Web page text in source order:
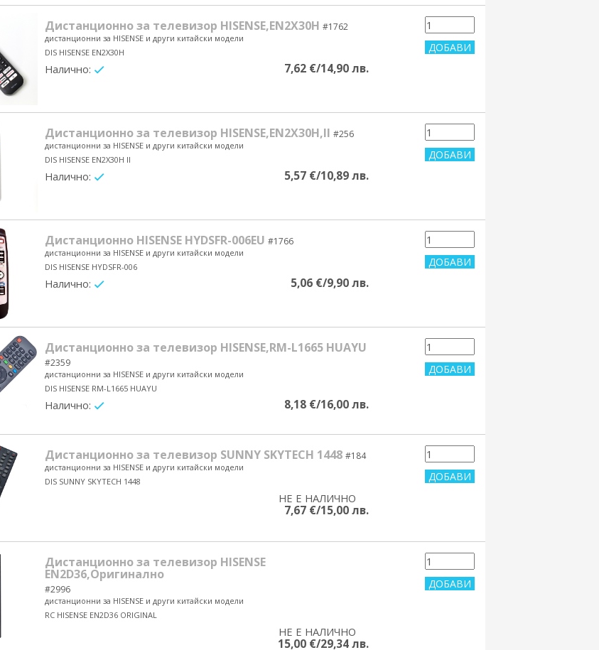
Дистанционно за телевизор HISENSE,EN2X30H #1762
дистанционни за HISENSE и други китайски модели
DIS HISENSE EN2X30H
Налично: 7,62 €/14,90 лв.
Дистанционно за телевизор HISENSE,EN2X30H,II #256
дистанционни за HISENSE и други китайски модели
DIS HISENSE EN2X30H II
Налично: 5,57 €/10,89 лв.
Дистанционно HISENSE HYDSFR-006EU #1766
дистанционни за HISENSE и други китайски модели
DIS HISENSE HYDSFR-006
Налично: 5,06 €/9,90 лв.
Дистанционно за телевизор HISENSE,RM-L1665 HUAYU
#2359
дистанционни за HISENSE и други китайски модели
DIS HISENSE RM-L1665 HUAYU
Налично: 8,18 €/16,00 лв.
Дистанционно за телевизор SUNNY SKYTECH 1448 #184
дистанционни за HISENSE и други китайски модели
DIS SUNNY SKYTECH 1448
НЕ Е НАЛИЧНО
7,67 €/15,00 лв.
Дистанционно за телевизор HISENSE
EN2D36,Оригинално
#2996
дистанционни за HISENSE и други китайски модели
RC HISENSE EN2D36 ORIGINAL
НЕ Е НАЛИЧНО
15,00 €/29,34 лв.